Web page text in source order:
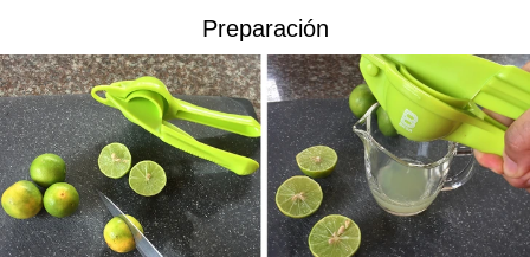
Preparación